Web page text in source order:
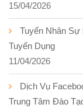
15/04/2026
Tuyển Nhân
Tuyển Dụng
11/04/2026
Dịch Vụ
Trung Tâm Đào